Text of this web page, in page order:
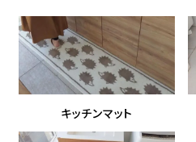
キッチンマット